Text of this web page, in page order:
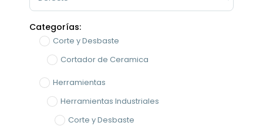
Categorías:
Corte y Desbaste
Cortador de Ceramica
Herramientas
Herramientas Industriales
Corte y Desbaste